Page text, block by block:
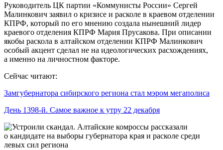
Руководитель ЦК партии «Коммунисты России» Сергей
Малинкович заявил о кризисе и расколе в краевом отделении
КПРФ, который по его мнению создала нынешний лидер
краевого отделения КПРФ Мария Прусакова. При описании
якобы раскола в алтайском отделении КПРФ Малинкович
особый акцент сделал не на идеологических расхождениях,
а именно на личностном факторе.
Сейчас читают:
Замгубернатора сибирского региона стал мэром мегаполиса
День 1398-й. Самое важное к утру 22 декабря